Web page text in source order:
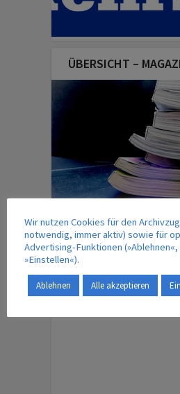
ÜBERSICHT –
IM VERLAG
ENGLISH
Wir nutzen Cookies für den
notwendig, immer aktiv) sowie für
Advertising-Funktionen
»Einstellen«).
Ablehnen Alle akzeptieren